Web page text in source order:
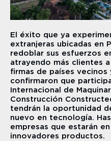
El éxito que ya
extranjeras ubicadas en
redoblar sus esfuerzos
atrayendo más clientes
firmas de países
confirmaron que
Internacional de
Construcción
tendrán la oportunidad
nuevo en tecnología.
empresas que estarán
innovadores productos.